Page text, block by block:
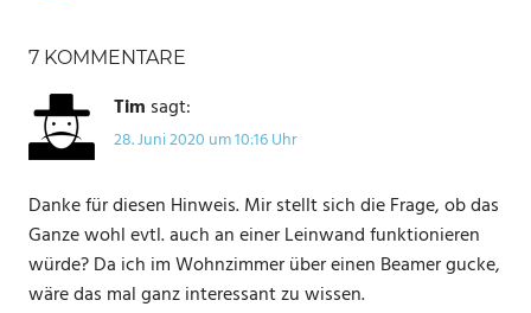
7 KOMMENTARE
Tim sagt:
28. Juni 2020 um 10:16 Uhr
Danke für diesen Hinweis. Mir stellt sich die Frage, ob das
Ganze wohl evtl. auch an einer Leinwand funktionieren
würde? Da ich im Wohnzimmer über einen Beamer gucke,
wäre das mal ganz interessant zu wissen.